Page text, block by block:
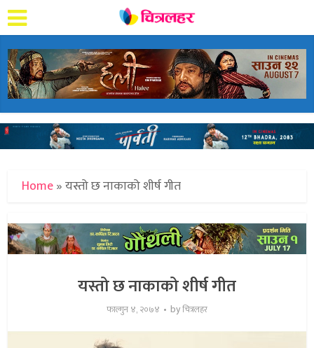
Home»यस्तो छ नाकाको शीर्ष गीत
यस्तो छ नाकाको शीर्ष गीत
फाल्गुन ४, २०७४ byचित्रलहर